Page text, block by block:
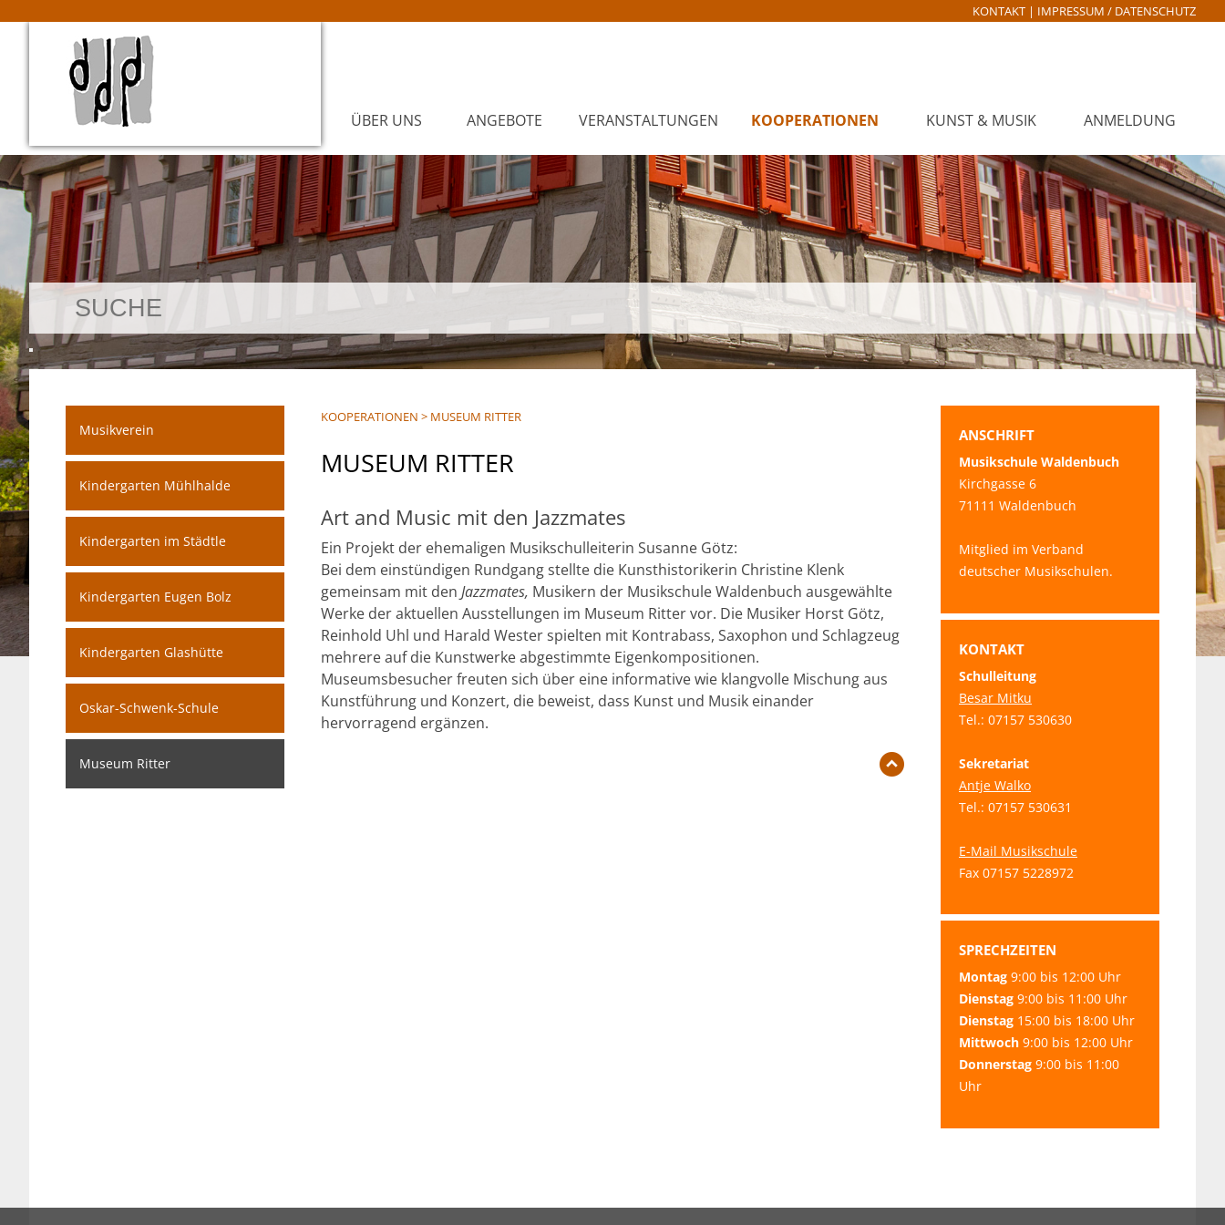
KONTAKT | IMPRESSUM / DATENSCHUTZ
ÜBER UNS ANGEBOTE VERANSTALTUNGEN KOOPERATIONEN KUNST & MUSIK ANMELDUNG
Musikverein
Kindergarten Mühlhalde
Kindergarten im Städtle
Kindergarten Eugen Bolz
Kindergarten Glashütte
Oskar-Schwenk-Schule
Museum Ritter
KOOPERATIONEN > MUSEUM RITTER
MUSEUM RITTER
Art and Music mit den Jazzmates
Ein Projekt der ehemaligen Musikschulleiterin Susanne Götz:
Bei dem einstündigen Rundgang stellte die Kunsthistorikerin Christine Klenk
gemeinsam mit den Jazzmates, Musikern der Musikschule Waldenbuch ausgewählte
Werke der aktuellen Ausstellungen im Museum Ritter vor. Die Musiker Horst Götz,
Reinhold Uhl und Harald Wester spielten mit Kontrabass, Saxophon und Schlagzeug
mehrere auf die Kunstwerke abgestimmte Eigenkompositionen.
Museumsbesucher freuten sich über eine informative wie klangvolle Mischung aus
Kunstführung und Konzert, die beweist, dass Kunst und Musik einander
hervorragend ergänzen.
ANSCHRIFT
Musikschule Waldenbuch
Kirchgasse 6
71111 Waldenbuch
Mitglied im Verband
deutscher Musikschulen.
KONTAKT
Schulleitung
Besar Mitku
Tel.: 07157 530630
Sekretariat
Antje Walko
Tel.: 07157 530631
E-Mail Musikschule
Fax 07157 5228972
SPRECHZEITEN
Montag 9:00 bis 12:00 Uhr
Dienstag 9:00 bis 11:00 Uhr
Dienstag 15:00 bis 18:00 Uhr
Mittwoch 9:00 bis 12:00 Uhr
Donnerstag 9:00 bis 11:00
Uhr